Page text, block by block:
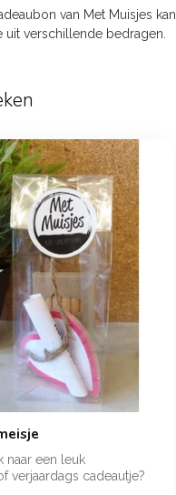
van Met Muisjes
uit verschillende bedragen.
naar een leuk
verjaardags cadeautje?